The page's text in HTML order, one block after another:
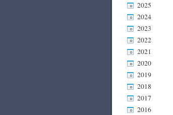
2025
2024
2023
2022
2021
2020
2019
2018
2017
2016